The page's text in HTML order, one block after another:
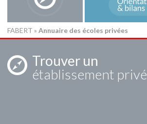
FABERT » Annuaire des écoles privées
Trouver un
établissement privé